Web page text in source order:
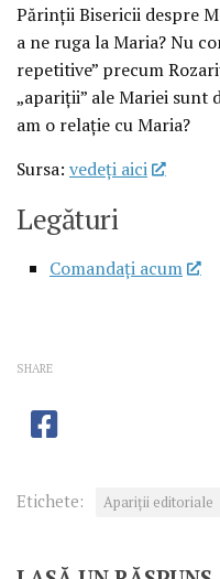
Părinții Bisericii despre
a ne ruga la Maria? Nu
repetitive” precum
„apariții” ale Mariei sunt
am o relație cu Maria?
Sursa: vedeţi aici
Legături
Comandați acum
SHARE
Etichete: Apariţii editoriale